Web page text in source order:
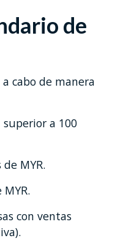
de
cabo de manera
a 100
MYR.
con ventas